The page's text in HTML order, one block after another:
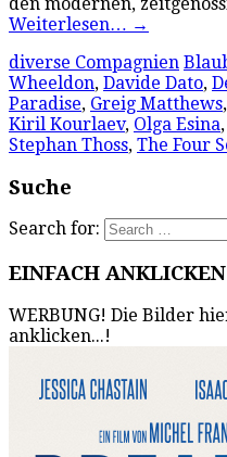
Weiterlesen… →
diverse Compagnien
Wheeldon, Davide Dato,
Paradise, Greig Matthews,
Kiril Kourlaev, Olga Esina,
Stephan Thoss, The Four
Suche
Search for:
EINFACH
WERBUNG! Die Bilder
anklicken...!